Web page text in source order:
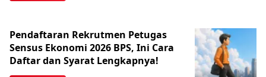
Pendaftaran Rekrutmen Petugas
Sensus Ekonomi 2026 BPS, Ini Cara
Daftar dan Syarat Lengkapnya!